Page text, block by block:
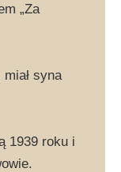
„Za
syna
1939 roku i